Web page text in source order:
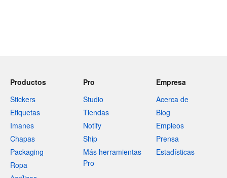
Productos
Stickers
Etiquetas
Imanes
Chapas
Packaging
Ropa
Pro
Studio
Tiendas
Notify
Ship
Más herramientas
Pro
Empresa
Acerca de
Blog
Empleos
Prensa
Estadísticas